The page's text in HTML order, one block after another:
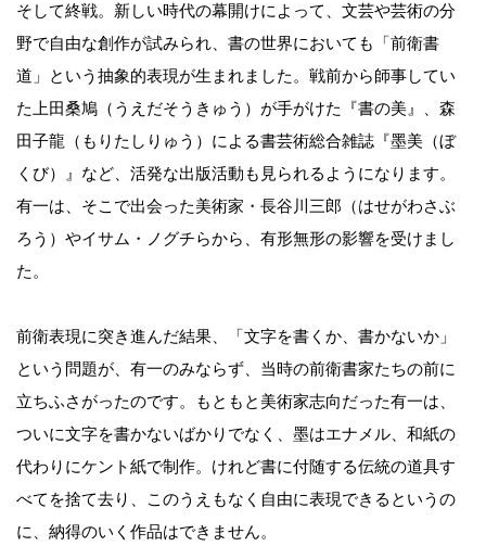
そして終戦。新しい時代の幕開けによって、文芸や芸術の分
野で自由な創作が試みられ、書の世界においても「前衛書
道」という抽象的表現が生まれました。戦前から師事してい
た上田桑鳩（うえだそうきゅう）が手がけた『書の美』、森
田子龍（もりたしりゅう）による書芸術総合雑誌『墨美（ぼ
くび）』など、活発な出版活動も見られるようになります。
有一は、そこで出会った美術家・長谷川三郎（はせがわさぶ
ろう）やイサム・ノグチらから、有形無形の影響を受けまし
た。
前衛表現に突き進んだ結果、「文字を書くか、書かないか」
という問題が、有一のみならず、当時の前衛書家たちの前に
立ちふさがったのです。もともと美術家志向だった有一は、
ついに文字を書かないばかりでなく、墨はエナメル、和紙の
代わりにケント紙で制作。けれど書に付随する伝統の道具す
べてを捨て去り、このうえもなく自由に表現できるというの
に、納得のいく作品はできません。